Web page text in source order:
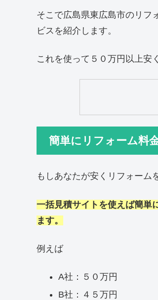
そこで広島県東広島市のリフ
ビスを紹介します。
これを使って５０万円以上安
簡単にリフォーム料
もしあなたが安くリフォーム
一括見積サイトを使えば簡単
ます。
例えば
A社：５０万円
B社：４５万円